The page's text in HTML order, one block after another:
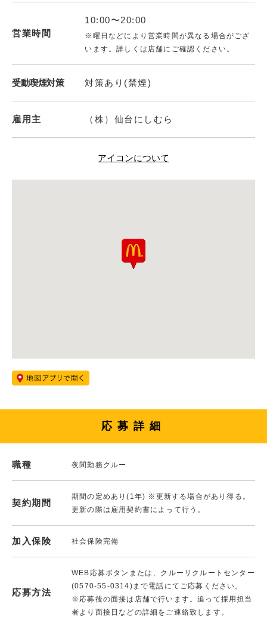
営業時間
10:00〜20:00
※曜日などにより営業時間が異なる場合がござ
います。詳しくは店舗にご確認ください。
受動喫煙対策 対策あり(禁煙)
雇用主 （株）仙台にしむら
アイコンについて
応募詳細
職種 夜間勤務クルー
契約期間
期間の定めあり(1年) ※更新する場合があり得る。
更新の際は雇用契約書によって行う。
加入保険 社会保険完備
応募方法
WEB応募ボタンまたは、クルーリクルートセンター
(0570-55-0314)まで電話にてご応募ください。
※応募後の面接は店舗で行います。追って採用担当
者より面接日などの詳細をご連絡致します。